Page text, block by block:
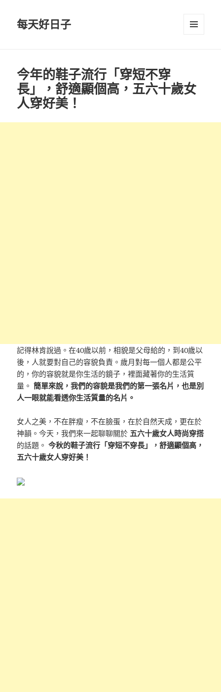
每天好日子
今年的鞋子流行「穿短不穿
長」，舒適顯個高，五六十歲女
人穿好美！
記得林肯說過。在40歲以前，相貌是父母給的，到40歲以
後，人就要對自己的容貌負責。歲月對每一個人都是公平
的，你的容貌就是你生活的鏡子，裡面藏著你的生活質
量。簡單來說，我們的容貌是我們的第一張名片，也是別
人一眼就能看透你生活質量的名片。
女人之美，不在胖瘦，不在臉蛋，在於自然天成，更在於
神韻。今天，我們來一起聊聊關於 五六十歲女人時尚穿搭
的話題。今秋的鞋子流行「穿短不穿長」，舒適顯個高，
五六十歲女人穿好美！